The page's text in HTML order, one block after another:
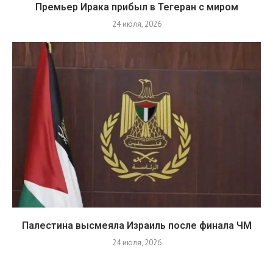
Премьер Ирака прибыл в Тегеран с миром
24 июля, 2026
Палестина высмеяла Израиль после финала ЧМ
24 июля, 2026